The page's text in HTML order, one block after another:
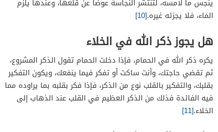
ينجس ما لامسه، لتنتشر النجاسة عوضًا عن قلعها، وعندها يلزم
الماء، فلا يجزئه غيره.[10]
هل يجوز ذكر الله في الخلاء
يكره ذكر الله في الحمام، فإذا دخلت الحمام تقول الذكر المشروع،
ثم تقضي حاجتك، وأنت ساكت أو تفكر فيما ينفعك، ويكون التفكير
بقلبك، والتفكير بالقلب نوع من الذكر، فإذا فكر بقلبه بما يراوده مما
فيه الفائدة فذلك من الذكر العظيم في القلب عند الذهاب إلى
الخلاء.[11]